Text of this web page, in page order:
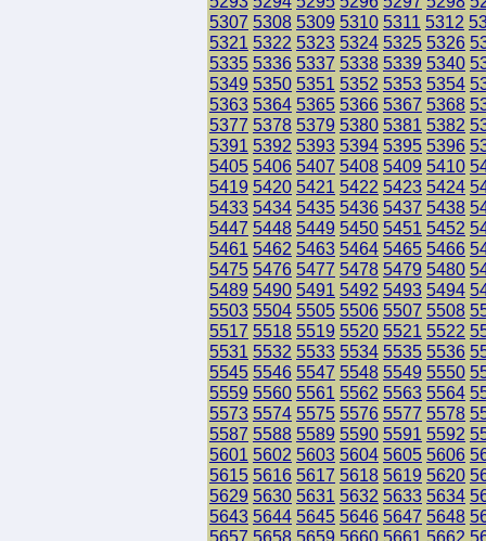
5307 5308 5309 5310 5311 5312
5321 5322 5323 5324 5325 5326
5335 5336 5337 5338 5339 5340
5349 5350 5351 5352 5353 5354
5363 5364 5365 5366 5367 5368
5377 5378 5379 5380 5381 5382
5391 5392 5393 5394 5395 5396
5405 5406 5407 5408 5409 5410
5419 5420 5421 5422 5423 5424
5433 5434 5435 5436 5437 5438
5447 5448 5449 5450 5451 5452
5461 5462 5463 5464 5465 5466
5475 5476 5477 5478 5479 5480
5489 5490 5491 5492 5493 5494
5503 5504 5505 5506 5507 5508
5517 5518 5519 5520 5521 5522
5531 5532 5533 5534 5535 5536
5545 5546 5547 5548 5549 5550
5559 5560 5561 5562 5563 5564
5573 5574 5575 5576 5577 5578
5587 5588 5589 5590 5591 5592
5601 5602 5603 5604 5605 5606
5615 5616 5617 5618 5619 5620
5629 5630 5631 5632 5633 5634
5643 5644 5645 5646 5647 5648
5657 5658 5659 5660 5661 5662